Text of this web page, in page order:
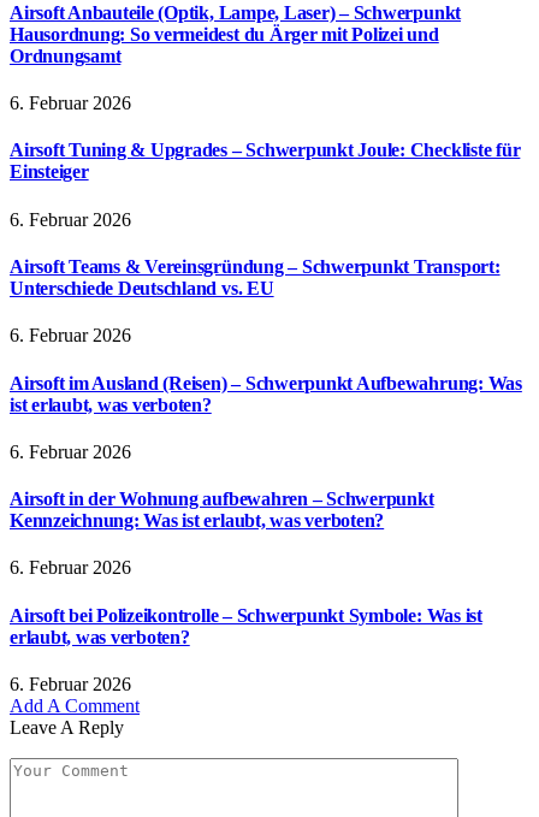
Airsoft Anbauteile (Optik, Lampe, Laser) – Schwerpunkt
Hausordnung: So vermeidest du Ärger mit Polizei und
Ordnungsamt
6. Februar 2026
Airsoft Tuning & Upgrades – Schwerpunkt Joule: Checkliste für
Einsteiger
6. Februar 2026
Airsoft Teams & Vereinsgründung – Schwerpunkt Transport:
Unterschiede Deutschland vs. EU
6. Februar 2026
Airsoft im Ausland (Reisen) – Schwerpunkt Aufbewahrung: Was
ist erlaubt, was verboten?
6. Februar 2026
Airsoft in der Wohnung aufbewahren – Schwerpunkt
Kennzeichnung: Was ist erlaubt, was verboten?
6. Februar 2026
Airsoft bei Polizeikontrolle – Schwerpunkt Symbole: Was ist
erlaubt, was verboten?
6. Februar 2026
Add A Comment
Leave A Reply